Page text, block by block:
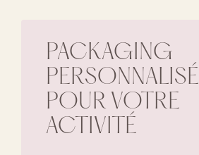
PACKAGING
PERSONNALISÉ
POUR VOTRE
ACTIVITÉ